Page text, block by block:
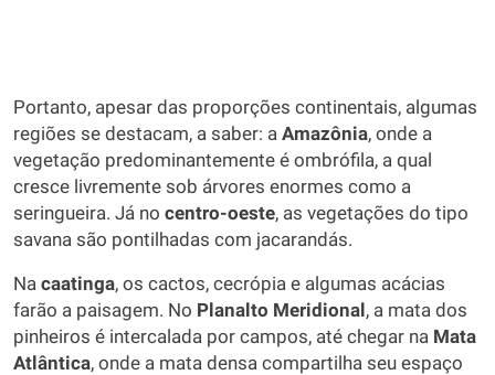
Portanto, apesar das proporções continentais, algumas
regiões se destacam, a saber: a Amazônia, onde a
vegetação predominantemente é ombrófila, a qual
cresce livremente sob árvores enormes como a
seringueira. Já no centro-oeste, as vegetações do tipo
savana são pontilhadas com jacarandás.
Na caatinga, os cactos, cecrópia e algumas acácias
farão a paisagem. No Planalto Meridional, a mata dos
pinheiros é intercalada por campos, até chegar na Mata
Atlântica, onde a mata densa compartilha seu espaço